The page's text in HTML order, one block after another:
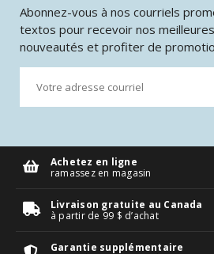
Abonnez-vous à nos courriels
textos pour recevoir nos
nouveautés et profiter de
Achetez en ligne
ramassez en magasin
Livraison gratuite au Canada
à partir de 99 $ d’achat
Garantie supplémentaire